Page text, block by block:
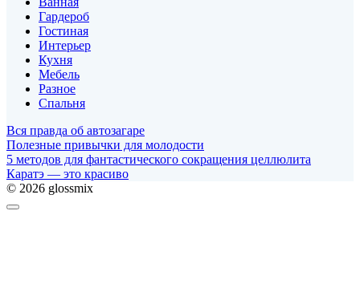
Гардероб
Гостиная
Интерьер
Кухня
Мебель
Разное
Спальня
Вся правда об автозагаре
Полезные привычки для молодости
5 методов для фантастического сокращения целлюлита
Каратэ — это красиво
© 2026 glossmix